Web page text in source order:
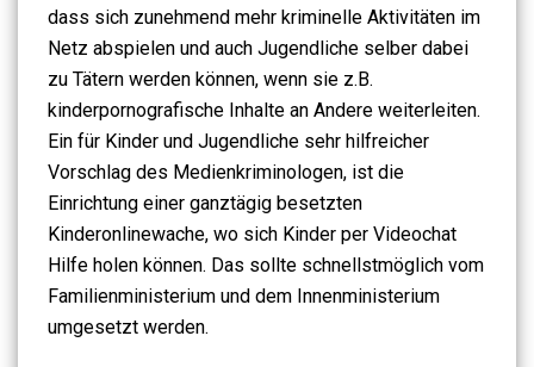
dass sich zunehmend mehr kriminelle Aktivitäten im
Netz abspielen und auch Jugendliche selber dabei
zu Tätern werden können, wenn sie z.B.
kinderpornografische Inhalte an Andere weiterleiten.
Ein für Kinder und Jugendliche sehr hilfreicher
Vorschlag des Medienkriminologen, ist die
Einrichtung einer ganztägig besetzten
Kinderonlinewache, wo sich Kinder per Videochat
Hilfe holen können. Das sollte schnellstmöglich vom
Familienministerium und dem Innenministerium
umgesetzt werden.